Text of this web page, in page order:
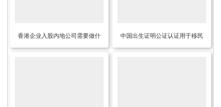
香港企业入股内地公司需要做什
么文件的公证
中国出生证明公证认证用于移民
土耳其要怎么办理？